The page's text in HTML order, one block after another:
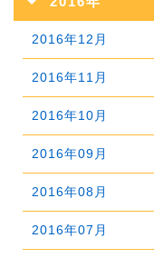
2025年01月
2024年03月
2024年02月
2024年01月
2022年05月
2022年04月
2022年03月
2022年02月
2022年01月
2021年06月
2021年05月
2021年04月
2021年03月
2021年02月
2021年01月
2020年07月
2020年06月
2020年05月
2020年04月
2020年03月
2020年02月
2019年09月
2019年08月
2019年07月
2019年06月
2019年05月
2019年04月
2019年03月
2018年10月
2018年09月
2018年08月
2018年07月
2018年06月
2018年05月
2018年04月
2016年12月
2016年11月
2016年10月
2016年09月
2016年08月
2016年07月